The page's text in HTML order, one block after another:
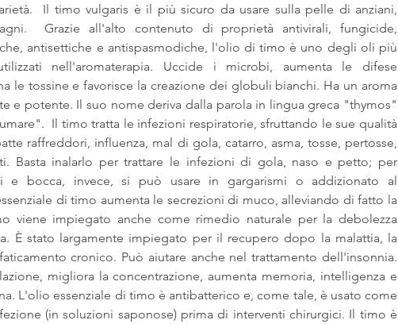
Il timo vulgaris è il più sicuro da usare sulla pelle di anziani,
Grazie all'alto contenuto di proprietà antivirali, fungicide,
antisettiche e antispasmodiche, l'olio di timo è uno degli oli più
nell'aromaterapia. Uccide i microbi, aumenta le difese
le tossine e favorisce la creazione dei globuli bianchi. Ha un aroma
e potente. Il suo nome deriva dalla parola in lingua greca "thymos"
Il timo tratta le infezioni respiratorie, sfruttando le sue qualità
raffreddori, influenza, mal di gola, catarro, asma, tosse, pertosse,
Basta inalarlo per trattare le infezioni di gola, naso e petto; per
e bocca, invece, si può usare in gargarismi o addizionato al
di timo aumenta le secrezioni di muco, alleviando di fatto la
viene impiegato anche come rimedio naturale per la debolezza
È stato largamente impiegato per il recupero dopo la malattia, la
cronico. Può aiutare anche nel trattamento dell'insonnia.
migliora la concentrazione, aumenta memoria, intelligenza e
L'olio essenziale di timo è antibatterico e, come tale, è usato come
(in soluzioni saponose) prima di interventi chirurgici. Il timo è